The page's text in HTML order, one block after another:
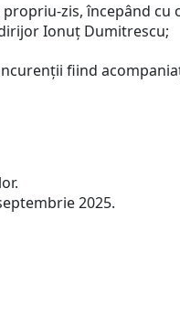
zis, începând cu
Ionuț Dumitrescu;
fiind
2025.